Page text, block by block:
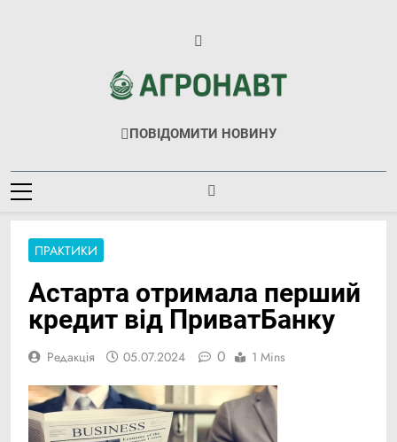
Агронавт
Новини Українського Агробізнесу
ПОВІДОМИТИ НОВИНУ
ПРАКТИКИ
Астарта отримала перший
кредит від ПриватБанку
Редакція 05.07.2024 0 1 Mins